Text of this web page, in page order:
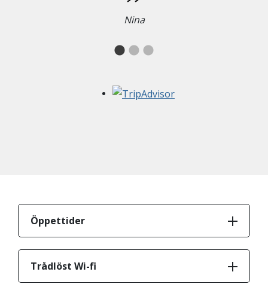
Nina
Öppettider
Trådlöst Wi-fi